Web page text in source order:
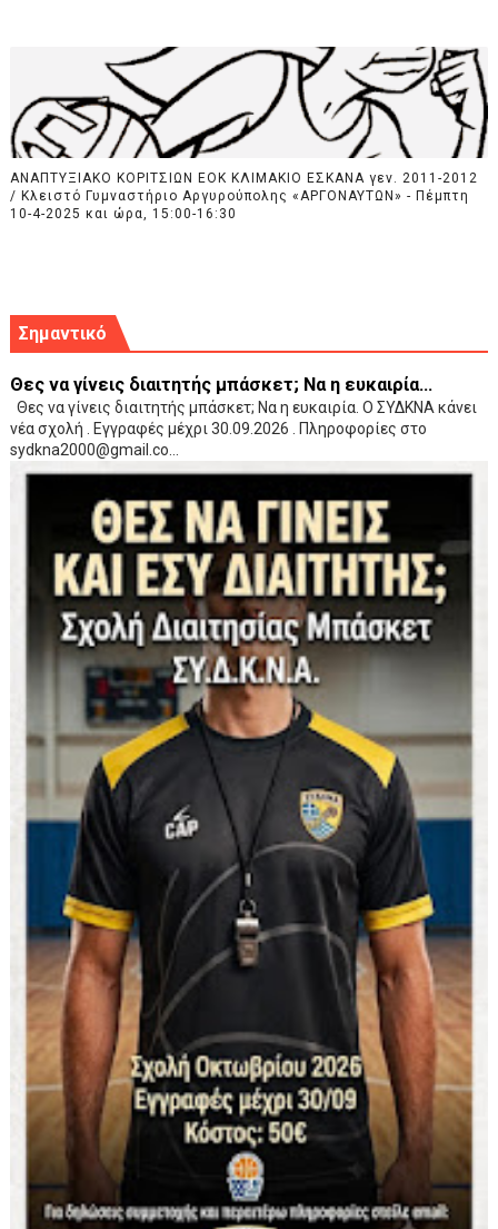
ΑΝΑΠΤΥΞΙΑΚΟ ΚΟΡΙΤΣΙΩΝ ΕΟΚ ΚΛΙΜΑΚΙΟ ΕΣΚΑΝΑ γεν. 2011-2012
/ Κλειστό Γυμναστήριο Αργυρούπολης «ΑΡΓΟΝΑΥΤΩΝ» - Πέμπτη
10-4-2025 και ώρα, 15:00-16:30
Σημαντικό
Θες να γίνεις διαιτητής μπάσκετ; Να η ευκαιρία...
Θες να γίνεις διαιτητής μπάσκετ; Να η ευκαιρία. Ο ΣΥΔΚΝΑ κάνει
νέα σχολή . Εγγραφές μέχρι 30.09.2026 . Πληροφορίες στο
sydkna2000@gmail.co...